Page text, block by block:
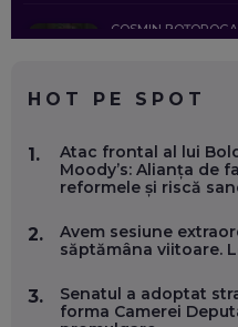
COSMIN
FOLOSEȘTI
SE VA SCHIMBA
EP. 58
MARIUS PAȘCULEA,
CĂTRE ARTĂ, LA
EP. 57
HOT PE SPOT
1.
Atac frontal al lui
Moody’s: Alianța de
reformele și riscă
2.
Avem sesiune
săptămâna viitoare.
3.
Senatul a adoptat
forma Camerei